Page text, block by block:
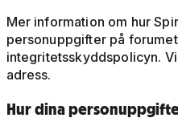
Mer information om hur
personuppgifter på
integritetsskyddspolicyn.
adress.
Hur dina